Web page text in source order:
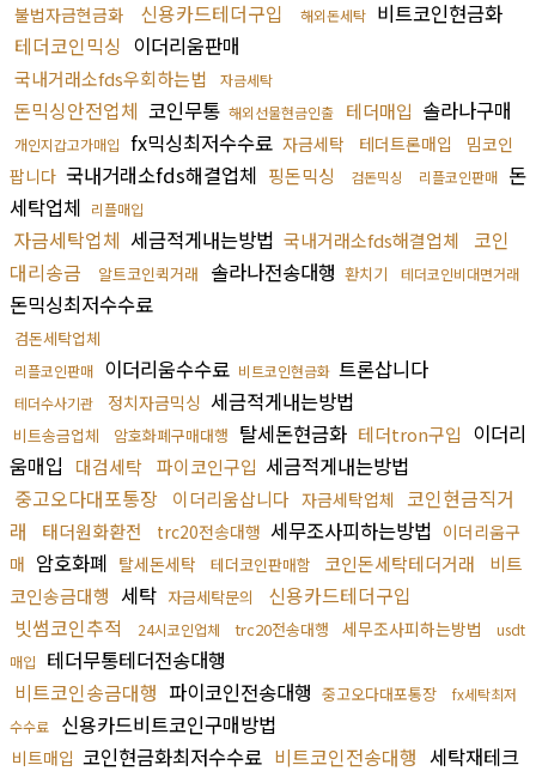
불법자금현금화 신용카드테더구입 해외돈세탁 비트코인현금화
테더코인믹싱 이더리움판매
국내거래소fds우회하는법 자금세탁
돈믹싱안전업체 코인무통 해외선물현금인출 테더매입 솔라나구매
개인지갑고가매입 fx믹싱최저수수료 자금세탁 테더트론매입
밈코인
팝니다 국내거래소fds해결업체 핑돈믹싱 검돈믹싱 리플코인판매 돈
세탁업체 리플매입
자금세탁업체 세금적게내는방법 국내거래소fds해결업체
코인
대리송금
알트코인퀵거래 솔라나전송대행 환치기 테더코인비대면거래
돈믹싱최저수수료
검돈세탁업체
리플코인판매 이더리움수수료 비트코인현금화 트론삽니다
테더수사기관 정치자금믹싱 세금적게내는방법
비트송금업체 암호화폐구매대행 탈세돈현금화 테더tron구입 이더리
움매입
대검세탁 파이코인구입 세금적게내는방법
중고오다대포통장
이더리움삽니다 자금세탁업체 코인현금직거
래
태더원화환전 trc20전송대행 세무조사피하는방법 이더리움구
매 암호화폐 탈세돈세탁 테더코인판매함 코인돈세탁테더거래
비트
코인송금대행 세탁 자금세탁문의
신용카드테더구입
빗썸코인추적
24시코인업체 trc20전송대행 세무조사피하는방법
usdt
매입
테더무통테더전송대행
비트코인송금대행 파이코인전송대행 중고오다대포통장
fx세탁최저
수수료
신용카드비트코인구매방법
비트매입 코인현금화최저수수료 비트코인전송대행 세탁재테크